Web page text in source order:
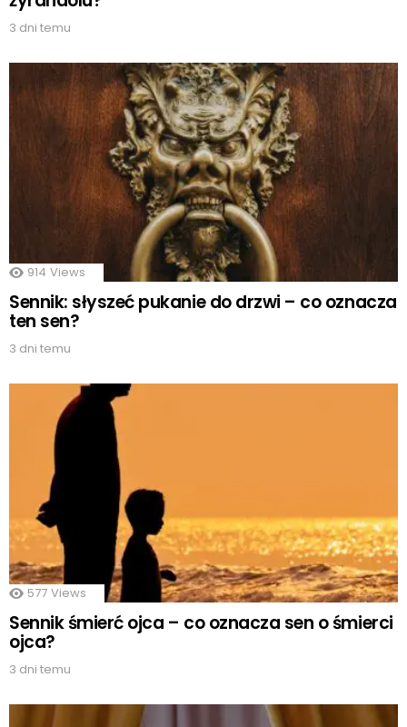
3 dni temu
914 Views
Sennik: słyszeć pukanie do drzwi – co oznacza
ten sen?
3 dni temu
577 Views
Sennik śmierć ojca – co oznacza sen o śmierci
ojca?
3 dni temu